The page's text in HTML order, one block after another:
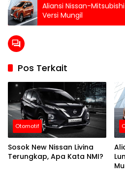
Aliansi Nissan-
Versi Mungil
Pos Terkait
Otomotif
Sosok New Nissan Livina
Terungkap, Apa Kata NMI?